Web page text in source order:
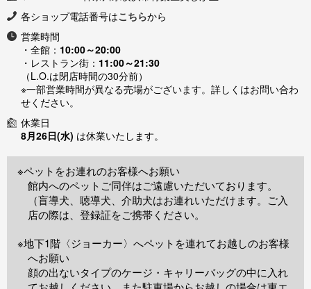
各ショップ電話番号はこちらから
営業時間
・全館： 10:00～20:00
・レストラン街： 11:00～21:30
（L.O.は閉店時間の30分前）
※一部営業時間が異なる売場がございます。詳しくはお問い合わ
せください。
休業日
8月26日(水) は休業いたします。
※ペットをお連れのお客様へお願い
館内へのペットご同伴はご遠慮いただいております。
（盲導犬、聴導犬、介助犬はお連れいただけます。ご入
店の際は、登録証をご携帯ください。
※地下1階〈ジョーカー〉へペットを連れてお越しのお客様
へお願い
顔の出ないタイプのケージ・キャリーバッグの中に入れ